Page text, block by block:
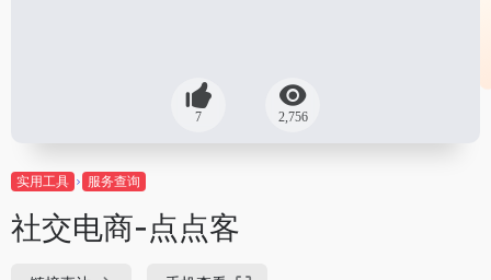
7 2,756
实用工具 服务查询
社交电商-点点客